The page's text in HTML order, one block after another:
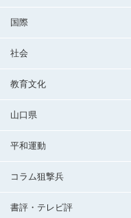
国際
社会
教育文化
山口県
平和運動
コラム狙撃兵
書評・テレビ評